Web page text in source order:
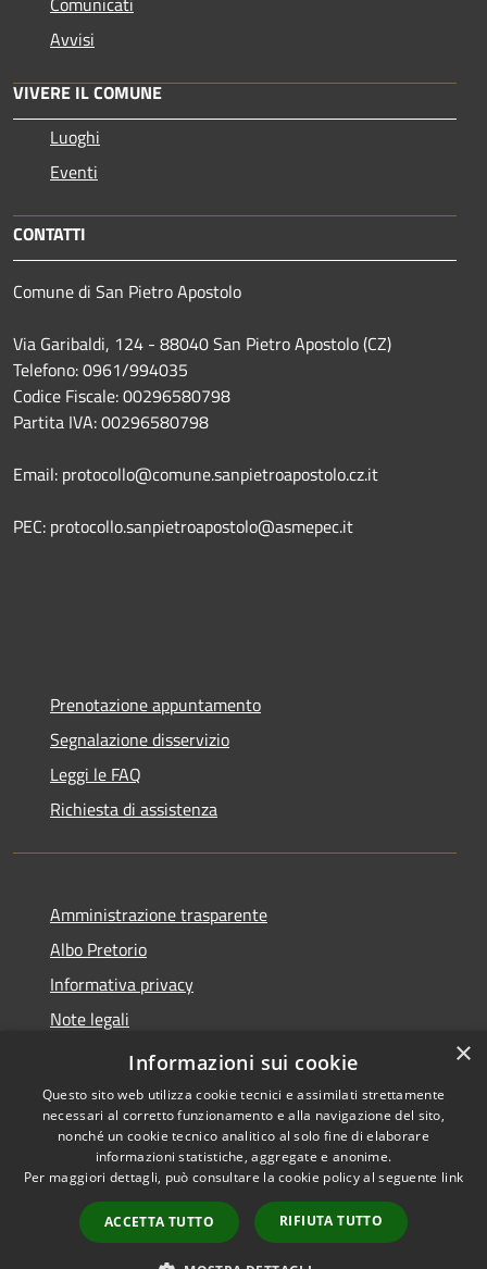
Avvisi
VIVERE IL COMUNE
Luoghi
Eventi
CONTATTI
Comune di San Pietro Apostolo
Via Garibaldi, 124 - 88040 San Pietro Apostolo (CZ)
Telefono: 0961/994035
Codice Fiscale: 00296580798
Partita IVA: 00296580798
Email: protocollo@comune.sanpietroapostolo.cz.it
PEC: protocollo.sanpietroapostolo@asmepec.it
Prenotazione appuntamento
Segnalazione disservizio
Leggi le FAQ
Richiesta di assistenza
Amministrazione trasparente
Albo Pretorio
Informativa privacy
Note legali
Dichiarazione di accessibilità
Accessibilità
Copyright © 2026 • Comune di
San Pietro Apostolo • Powered
byMunicipium
Accesso
redazione
×
Informazioni sui cookie
Questo sito web utilizza cookie tecnici e assimilati strettamente
necessari al corretto funzionamento e alla navigazione del sito,
nonché un cookie tecnico analitico al solo fine di elaborare
informazioni statistiche, aggregate e anonime.
Per maggiori dettagli, può consultare la cookie policy al seguente link
ACCETTA TUTTO RIFIUTA TUTTO